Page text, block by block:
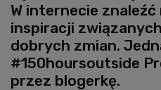
W internecie znaleźć
inspiracji
dobrych zmian.
#150hoursoutside
przez blogerkę.